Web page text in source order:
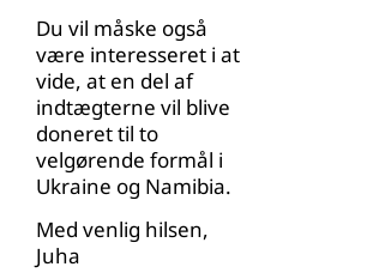
Du vil måske også
være interesseret i at
vide, at en del af
indtægterne vil blive
doneret til to
velgørende formål i
Ukraine og Namibia.
Med venlig hilsen,
Juha